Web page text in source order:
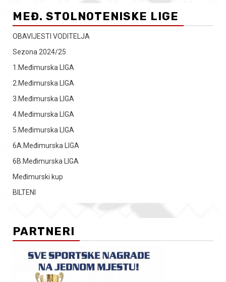
MEĐ. STOLNOTENISKE LIGE
OBAVIJESTI VODITELJA
Sezona 2024/25
1.Međimurska LIGA
2.Međimurska LIGA
3.Međimurska LIGA
4.Međimurska LIGA
5.Međimurska LIGA
6A.Međimurska LIGA
6B.Međimurska LIGA
Međimurski kup
BILTENI
PARTNERI